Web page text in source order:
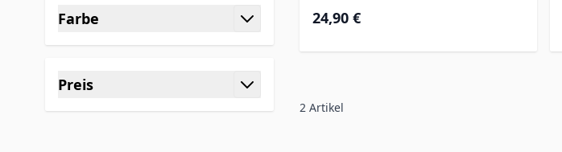
Farbe
Preis
24,90 €
2 Artikel